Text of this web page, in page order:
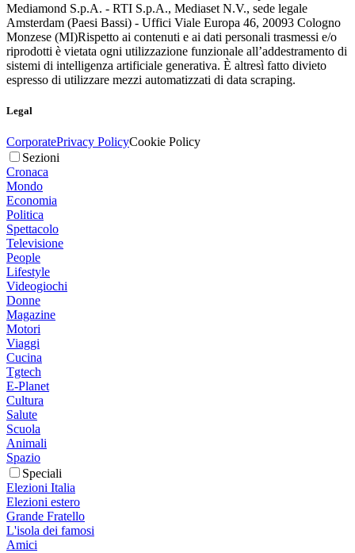
Mediamond S.p.A. - RTI S.p.A., Mediaset N.V., sede legale
Amsterdam (Paesi Bassi) - Uffici Viale Europa 46, 20093 Cologno
Monzese (MI)Rispetto ai contenuti e ai dati personali trasmessi e/o
riprodotti è vietata ogni utilizzazione funzionale all’addestramento di
sistemi di intelligenza artificiale generativa. È altresì fatto divieto
espresso di utilizzare mezzi automatizzati di data scraping.
Legal
CorporatePrivacy PolicyCookie Policy
Sezioni
Cronaca
Mondo
Economia
Politica
Spettacolo
Televisione
People
Lifestyle
Videogiochi
Donne
Magazine
Motori
Viaggi
Cucina
Tgtech
E-Planet
Cultura
Salute
Scuola
Animali
Spazio
Speciali
Elezioni Italia
Elezioni estero
Grande Fratello
L'isola dei famosi
Amici